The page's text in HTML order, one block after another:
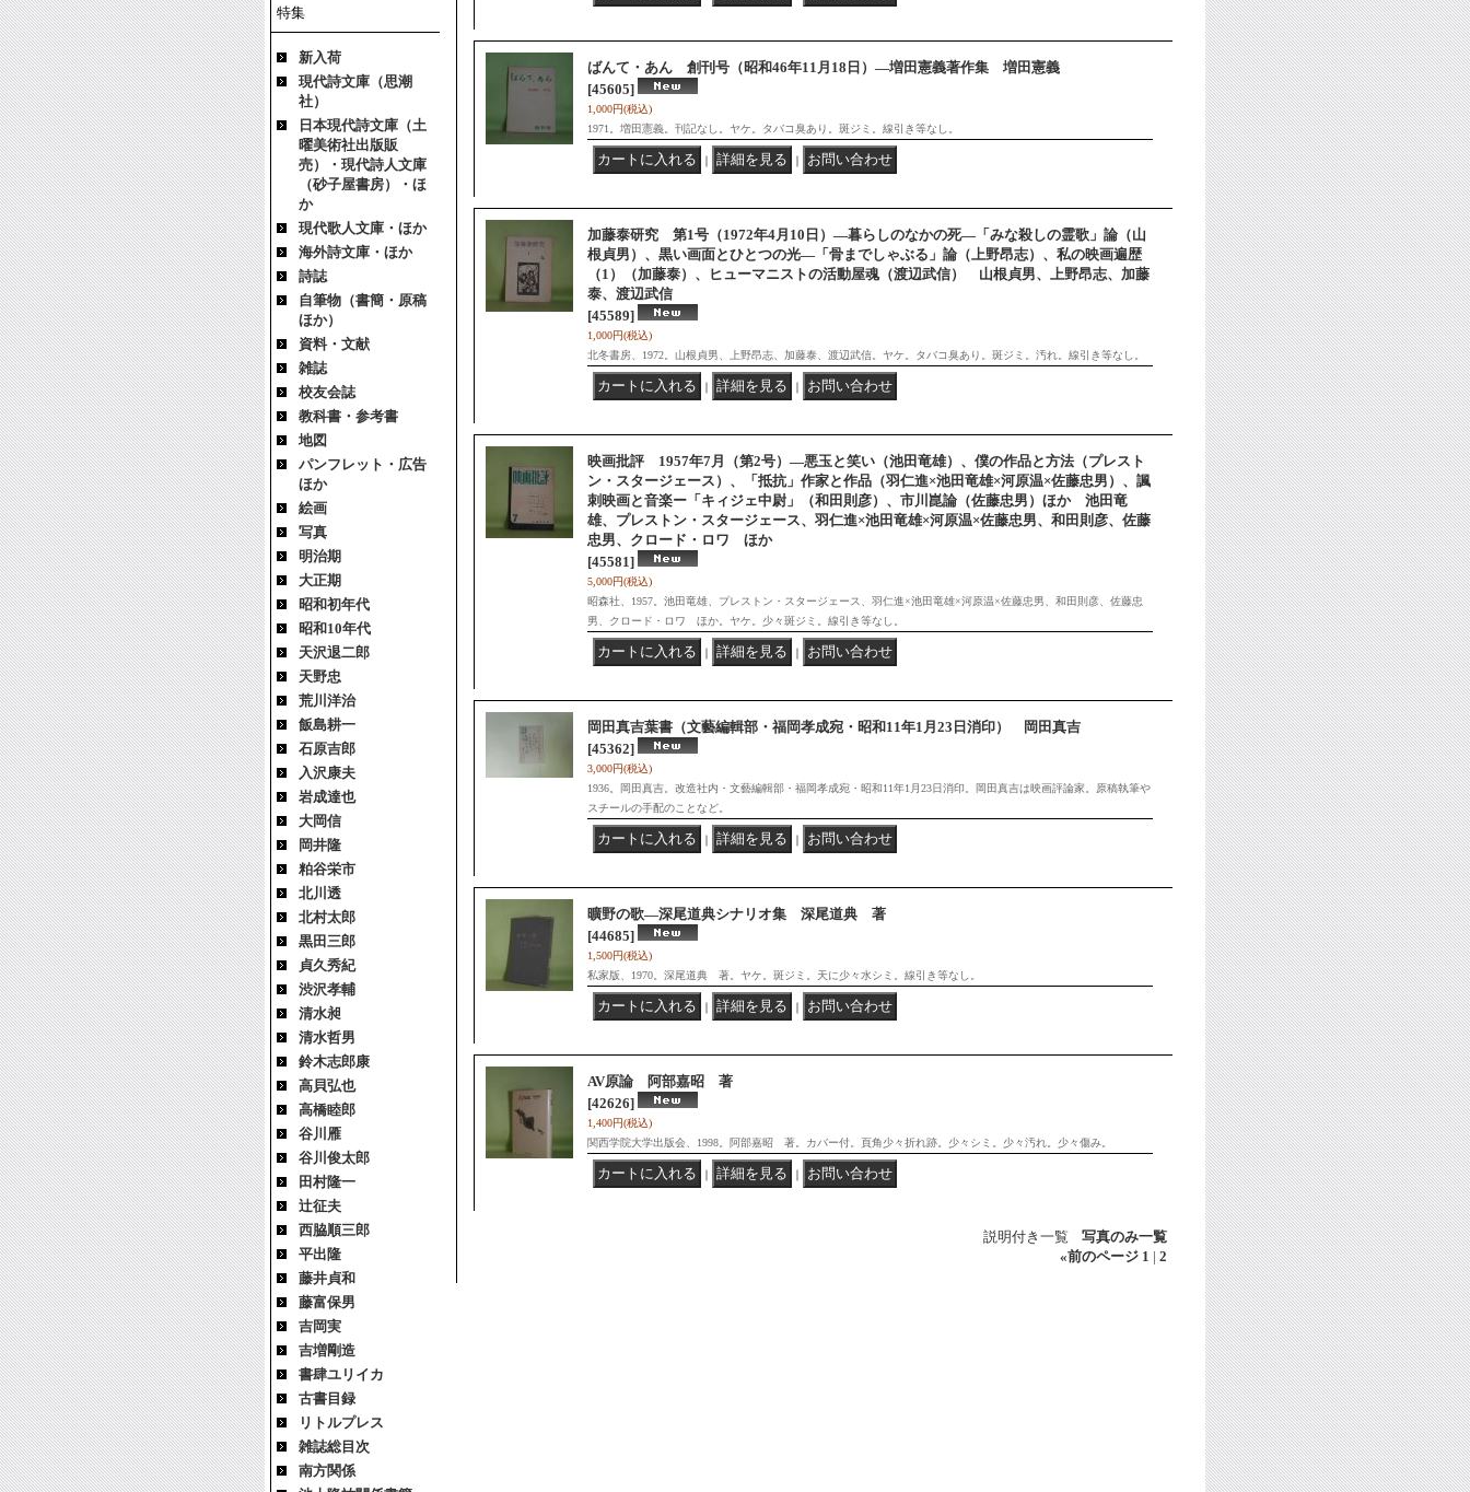
特集
新入荷
現代詩文庫（思潮
社）
日本現代詩文庫（土
曜美術社出版販
売）・現代詩人文庫
（砂子屋書房）・ほ
か
現代歌人文庫・ほか
海外詩文庫・ほか
詩誌
自筆物（書簡・原稿
ほか）
資料・文献
雑誌
校友会誌
教科書・参考書
地図
パンフレット・広告
ほか
絵画
写真
明治期
大正期
昭和初年代
昭和10年代
天沢退二郎
天野忠
荒川洋治
飯島耕一
石原吉郎
入沢康夫
岩成達也
大岡信
岡井隆
粕谷栄市
北川透
北村太郎
黒田三郎
貞久秀紀
渋沢孝輔
清水昶
清水哲男
鈴木志郎康
高貝弘也
高橋睦郎
谷川雁
谷川俊太郎
田村隆一
辻征夫
西脇順三郎
平出隆
藤井貞和
藤富保男
吉岡実
吉増剛造
書肆ユリイカ
古書目録
リトルプレス
雑誌総目次
南方関係
ばんて・あん 創刊号（昭和46年11月18日）―増田憲義著作集 増田憲義
[45605]
1,000円(税込)
1971。増田憲義。刊記なし。ヤケ。タバコ臭あり。斑ジミ。線引き等なし。
｜ ｜
加藤泰研究 第1号（1972年4月10日）―暮らしのなかの死―「みな殺しの霊歌」論（山
根貞男）、黒い画面とひとつの光―「骨までしゃぶる」論（上野昂志）、私の映画遍歴
（1）（加藤泰）、ヒューマニストの活動屋魂（渡辺武信） 山根貞男、上野昂志、加藤
泰、渡辺武信
[45589]
1,000円(税込)
北冬書房、1972。山根貞男、上野昂志、加藤泰、渡辺武信。ヤケ。タバコ臭あり。斑ジミ。汚れ。線引き等なし。
｜ ｜
映画批評 1957年7月（第2号）―悪玉と笑い（池田竜雄）、僕の作品と方法（プレスト
ン・スタージェース）、「抵抗」作家と作品（羽仁進×池田竜雄×河原温×佐藤忠男）、諷
刺映画と音楽ー「キィジェ中尉」（和田則彦）、市川崑論（佐藤忠男）ほか 池田竜
雄、プレストン・スタージェース、羽仁進×池田竜雄×河原温×佐藤忠男、和田則彦、佐藤
忠男、クロード・ロワ ほか
[45581]
5,000円(税込)
昭森社、1957。池田竜雄、プレストン・スタージェース、羽仁進×池田竜雄×河原温×佐藤忠男、和田則彦、佐藤忠
男、クロード・ロワ ほか。ヤケ。少々斑ジミ。線引き等なし。
｜ ｜
岡田真吉葉書（文藝編輯部・福岡孝成宛・昭和11年1月23日消印） 岡田真吉
[45362]
3,000円(税込)
1936。岡田真吉。改造社内・文藝編輯部・福岡孝成宛・昭和11年1月23日消印。岡田真吉は映画評論家。原稿執筆や
スチールの手配のことなど。
｜ ｜
曠野の歌―深尾道典シナリオ集 深尾道典 著
[44685]
1,500円(税込)
私家版、1970。深尾道典 著。ヤケ。斑ジミ。天に少々水シミ。線引き等なし。
｜ ｜
AV原論 阿部嘉昭 著
[42626]
1,400円(税込)
関西学院大学出版会、1998。阿部嘉昭 著。カバー付。頁角少々折れ跡。少々シミ。少々汚れ。少々傷み。
｜ ｜
説明付き一覧 写真のみ一覧
«前のページ 1 | 2